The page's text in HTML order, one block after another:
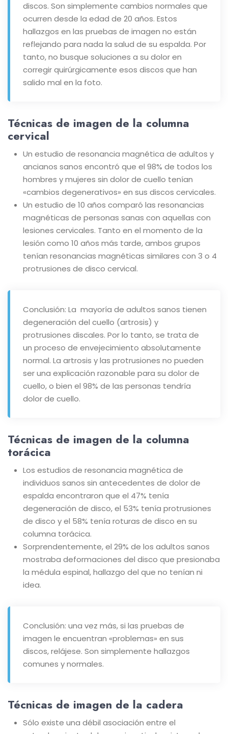
discos. Son simplemente cambios normales que
ocurren desde la edad de 20 años. Estos
hallazgos en las pruebas de imagen no están
reflejando para nada la salud de su espalda. Por
tanto, no busque soluciones a su dolor en
corregir quirúrgicamente esos discos que han
salido mal en la foto.
Técnicas de imagen de la columna
cervical
Un estudio de resonancia magnética de adultos y
ancianos sanos encontró que el 98% de todos los
hombres y mujeres sin dolor de cuello tenían
«cambios degenerativos» en sus discos cervicales.
Un estudio de 10 años comparó las resonancias
magnéticas de personas sanas con aquellas con
lesiones cervicales. Tanto en el momento de la
lesión como 10 años más tarde, ambos grupos
tenían resonancias magnéticas similares con 3 o 4
protrusiones de disco cervical.
Conclusión: La mayoría de adultos sanos tienen
degeneración del cuello (artrosis) y
protrusiones discales. Por lo tanto, se trata de
un proceso de envejecimiento absolutamente
normal. La artrosis y las protrusiones no pueden
ser una explicación razonable para su dolor de
cuello, o bien el 98% de las personas tendría
dolor de cuello.
Técnicas de imagen de la columna
torácica
Los estudios de resonancia magnética de
individuos sanos sin antecedentes de dolor de
espalda encontraron que el 47% tenía
degeneración de disco, el 53% tenía protrusiones
de disco y el 58% tenía roturas de disco en su
columna torácica.
Sorprendentemente, el 29% de los adultos sanos
mostraba deformaciones del disco que presionaba
la médula espinal, hallazgo del que no tenían ni
idea.
Conclusión: una vez más, si las pruebas de
imagen le encuentran «problemas» en sus
discos, relájese. Son simplemente hallazgos
comunes y normales.
Técnicas de imagen de la cadera
Sólo existe una débil asociación entre el